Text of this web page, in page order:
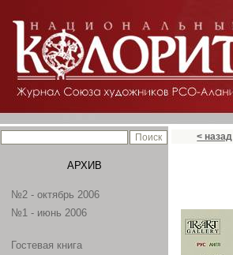
АРХИВ
№2 - октябрь 2006
№1 - июнь 2006
Гостевая книга
< назад